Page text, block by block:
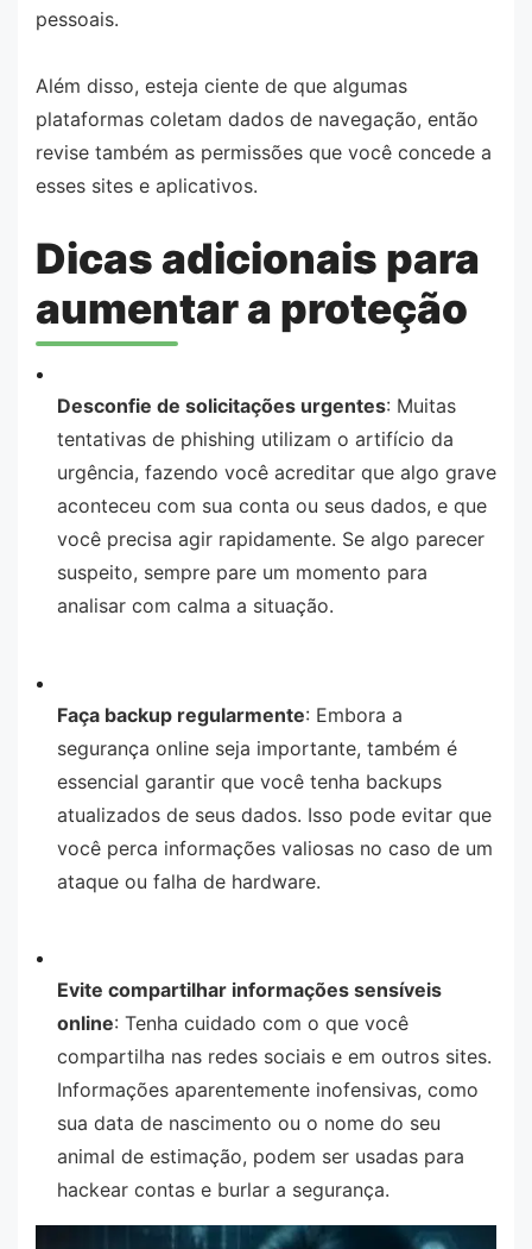
pessoais.
Além disso, esteja ciente de que algumas
plataformas coletam dados de navegação, então
revise também as permissões que você concede a
esses sites e aplicativos.
Dicas adicionais para
aumentar a proteção
Desconfie de solicitações urgentes: Muitas
tentativas de phishing utilizam o artifício da
urgência, fazendo você acreditar que algo grave
aconteceu com sua conta ou seus dados, e que
você precisa agir rapidamente. Se algo parecer
suspeito, sempre pare um momento para
analisar com calma a situação.
Faça backup regularmente: Embora a
segurança online seja importante, também é
essencial garantir que você tenha backups
atualizados de seus dados. Isso pode evitar que
você perca informações valiosas no caso de um
ataque ou falha de hardware.
Evite compartilhar informações sensíveis
online: Tenha cuidado com o que você
compartilha nas redes sociais e em outros sites.
Informações aparentemente inofensivas, como
sua data de nascimento ou o nome do seu
animal de estimação, podem ser usadas para
hackear contas e burlar a segurança.